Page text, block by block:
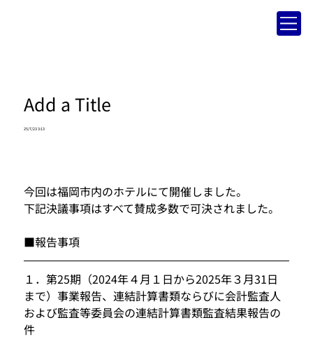
Add a Title
25/7/23 3:13
今回は福岡市内のホテルにて開催しました。
下記決議事項はすべて賛成多数で可決されました。
■報告事項
１．第25期（2024年４月１日から2025年３月31日
まで）事業報告、連結計算書類ならびに会計監査人
および監査等委員会の連結計算書類監査結果報告の
件